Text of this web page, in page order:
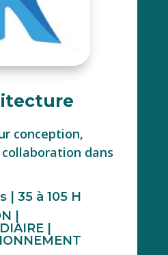
conception,
dans
| 35 à 105 H
|
|